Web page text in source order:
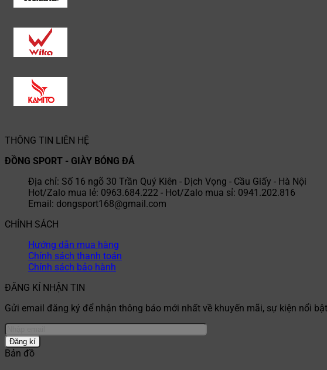
THÔNG TIN LIÊN HỆ
ĐỒNG SPORT - GIÀY BÓNG ĐÁ
Địa chỉ: Số 16 ngõ 30 Trần Quý Kiên - Dịch Vọng - Cầu Giấy - Hà Nội
Hot/Zalo mua lẻ: 0963.684.222 - Hot/Zalo mua sỉ: 0941.202.816
Email: dongsport168@gmail.com
CHÍNH SÁCH
Hướng dẫn mua hàng
Chính sách thanh toán
Chính sách bảo hành
ĐĂNG KÍ NHẬN TIN
Gửi email đăng ký để nhận thông báo mới nhất về khuyến mãi, sự kiện nổi
Bản đồ